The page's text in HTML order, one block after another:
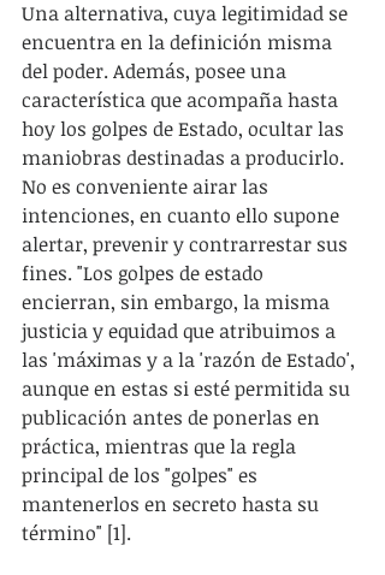
Una alternativa, cuya legitimidad se
encuentra en la definición misma
del poder. Además, posee una
característica que acompaña hasta
hoy los golpes de Estado, ocultar las
maniobras destinadas a producirlo.
No es conveniente airar las
intenciones, en cuanto ello supone
alertar, prevenir y contrarrestar sus
fines. "Los golpes de estado
encierran, sin embargo, la misma
justicia y equidad que atribuimos a
las 'máximas y a la 'razón de Estado',
aunque en estas si esté permitida su
publicación antes de ponerlas en
práctica, mientras que la regla
principal de los "golpes" es
mantenerlos en secreto hasta su
término" [1].